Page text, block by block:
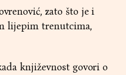
zato što je i
lijepim trenutcima,
književnost govori o